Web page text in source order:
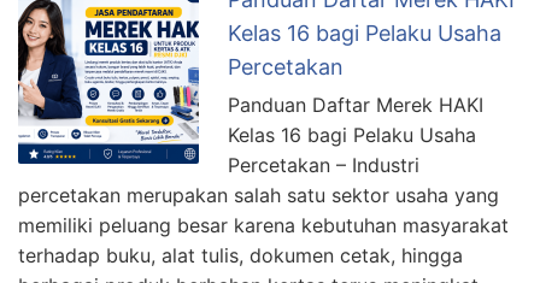
Kelas 16 bagi Pelaku Usaha
Percetakan
Panduan Daftar Merek HAKI
Kelas 16 bagi Pelaku Usaha
Percetakan – Industri
percetakan merupakan salah satu sektor usaha yang
memiliki peluang besar karena kebutuhan masyarakat
terhadap buku, alat tulis, dokumen cetak, hingga